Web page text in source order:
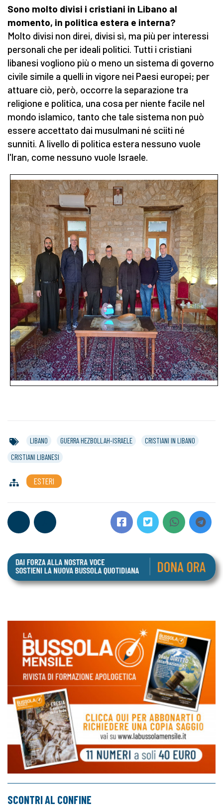
Sono molto divisi i cristiani in Libano al
momento, in politica estera e interna?
Molto divisi non direi, divisi sì, ma più per interessi
personali che per ideali politici. Tutti i cristiani
libanesi vogliono più o meno un sistema di governo
civile simile a quelli in vigore nei Paesi europei; per
attuare ciò, però, occorre la separazione tra
religione e politica, una cosa per niente facile nel
mondo islamico, tanto che tale sistema non può
essere accettato dai musulmani né sciiti né
sunniti. A livello di politica estera nessuno vuole
l'Iran, come nessuno vuole Israele.
LIBANO GUERRA HEZBOLLAH-ISRAELE
CRISTIANI IN LIBANO
CRISTIANI LIBANESI
ESTERI
SCONTRI AL CONFINE